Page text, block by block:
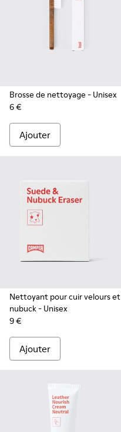
Brosse de nettoyage - Unisex
6 €
Ajouter
Nettoyant pour cuir velours et
nubuck- Unisex
9 €
Ajouter